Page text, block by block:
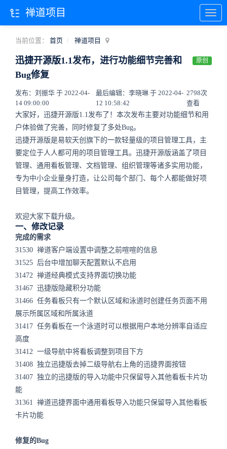
当前位置： 首页 禅道项目
迅捷开源版1.1发布，进行功能细节完善和
Bug修复
原创
发布：刘振华 于 2022-04-
14 09:00:00
最后编辑：李晓琳 于 2022-04-
12 10:58:42
2798次
查看
大家好，迅捷开源版1.1发布了！本次发布主要对功能细节和用
户体验做了完善，同时修复了多处Bug。
迅捷开源版是易软天创旗下的一款轻量级的项目管理工具，主
要定位于人人都可用的项目管理工具。迅捷开源版涵盖了项目
管理、通用看板管理、文档管理、组织管理等诸多实用功能，
专为中小企业量身打造，让公司每个部门、每个人都能做好项
目管理，提高工作效率。
欢迎大家下载升级。
一、修改记录
完成的需求
31530 禅道客户端设置中调整之前喧喧的信息
31525 后台中增加聊天配置默认不启用
31472 禅道经典模式支持界面切换功能
31467 迅捷版隐藏积分功能
31466 任务看板只有一个默认区域和泳道时创建任务页面不用
展示所属区域和所属泳道
31417 任务看板在一个泳道时可以根据用户本地分辨率自适应
高度
31412 一级导航中将看板调整到项目下方
31408 独立迅捷版去掉二级导航右上角的迅捷界面按钮
31407 独立的迅捷版的导入功能中只保留导入其他看板卡片功
能
31361 禅道迅捷界面中通用看板导入功能只保留导入其他看板
卡片功能
修复的Bug
禅道项目